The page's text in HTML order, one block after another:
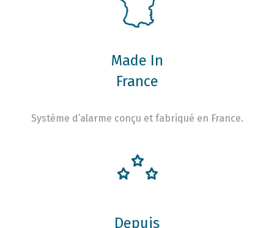
Made In
France
Système d’alarme conçu et fabriqué en France.
Depuis